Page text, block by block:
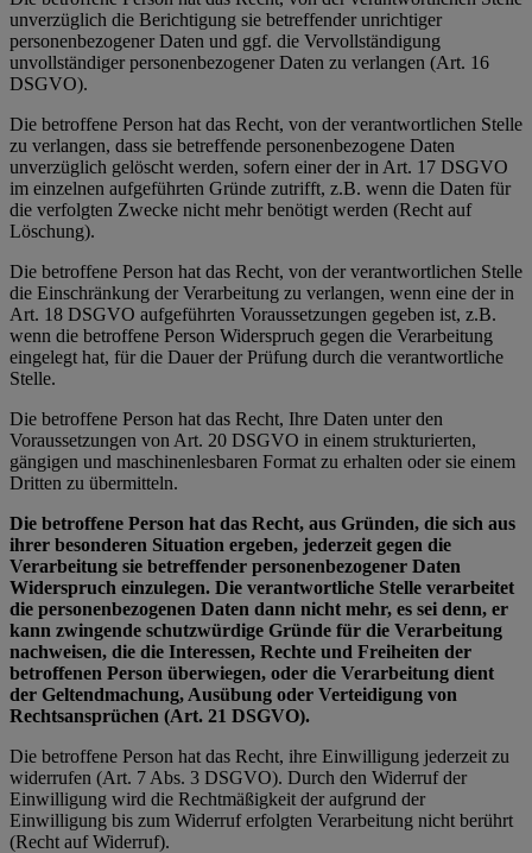
unverzüglich die Berichtigung sie betreffender unrichtiger
personenbezogener Daten und ggf. die Vervollständigung
unvollständiger personenbezogener Daten zu verlangen (Art. 16
DSGVO).
Die betroffene Person hat das Recht, von der verantwortlichen Stelle
zu verlangen, dass sie betreffende personenbezogene Daten
unverzüglich gelöscht werden, sofern einer der in Art. 17 DSGVO
im einzelnen aufgeführten Gründe zutrifft, z.B. wenn die Daten für
die verfolgten Zwecke nicht mehr benötigt werden (Recht auf
Löschung).
Die betroffene Person hat das Recht, von der verantwortlichen Stelle
die Einschränkung der Verarbeitung zu verlangen, wenn eine der in
Art. 18 DSGVO aufgeführten Voraussetzungen gegeben ist, z.B.
wenn die betroffene Person Widerspruch gegen die Verarbeitung
eingelegt hat, für die Dauer der Prüfung durch die verantwortliche
Stelle.
Die betroffene Person hat das Recht, Ihre Daten unter den
Voraussetzungen von Art. 20 DSGVO in einem strukturierten,
gängigen und maschinenlesbaren Format zu erhalten oder sie einem
Dritten zu übermitteln.
Die betroffene Person hat das Recht, aus Gründen, die sich aus
ihrer besonderen Situation ergeben, jederzeit gegen die
Verarbeitung sie betreffender personenbezogener Daten
Widerspruch einzulegen. Die verantwortliche Stelle verarbeitet
die personenbezogenen Daten dann nicht mehr, es sei denn, er
kann zwingende schutzwürdige Gründe für die Verarbeitung
nachweisen, die die Interessen, Rechte und Freiheiten der
betroffenen Person überwiegen, oder die Verarbeitung dient
der Geltendmachung, Ausübung oder Verteidigung von
Rechtsansprüchen (Art. 21 DSGVO).
Die betroffene Person hat das Recht, ihre Einwilligung jederzeit zu
widerrufen (Art. 7 Abs. 3 DSGVO). Durch den Widerruf der
Einwilligung wird die Rechtmäßigkeit der aufgrund der
Einwilligung bis zum Widerruf erfolgten Verarbeitung nicht berührt
(Recht auf Widerruf).